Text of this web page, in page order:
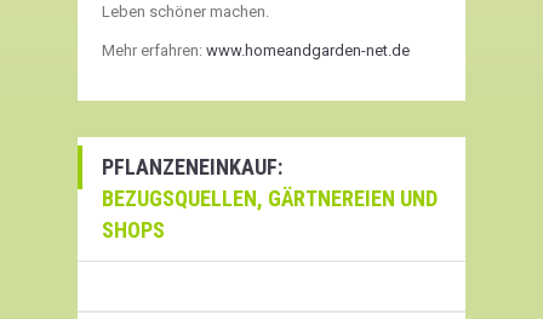
Leben schöner machen.
Mehr erfahren: www.homeandgarden-net.de
PFLANZENEINKAUF:
BEZUGSQUELLEN, GÄRTNEREIEN UND
SHOPS